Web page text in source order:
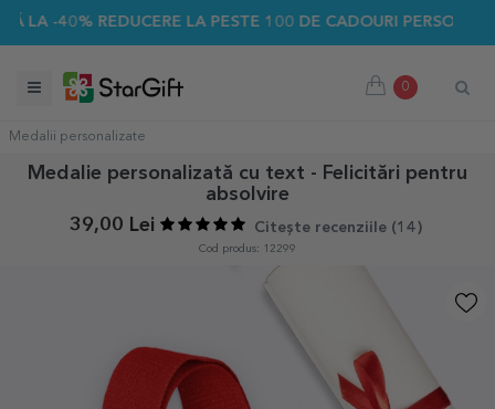
REDUCERE LA PESTE 100 DE CADOURI PERSONALIZATE ☀️
0
Medalii personalizate
Medalie personalizată cu text - Felicitări pentru
absolvire
39,00 Lei
Citește recenziile (14 )
Cod produs: 12299